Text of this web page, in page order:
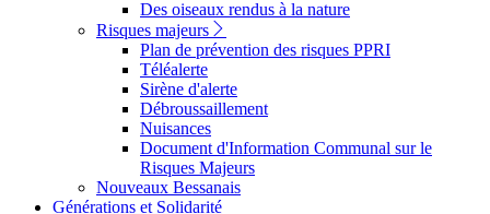
Des oiseaux rendus à la nature
Risques majeurs
Plan de prévention des risques PPRI
Téléalerte
Sirène d'alerte
Débroussaillement
Nuisances
Document d'Information Communal sur le
Risques Majeurs
Nouveaux Bessanais
Générations et Solidarité